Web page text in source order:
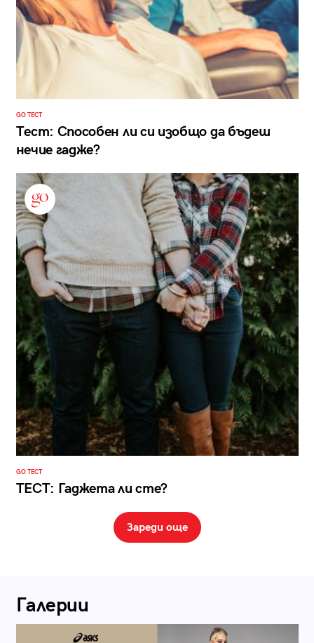
GO ТЕСТ
Тест: Способен ли си изобщо да бъдеш
нечие гадже?
GO ТЕСТ
ТЕСТ: Гаджета ли сте?
Зареди още
Галерии